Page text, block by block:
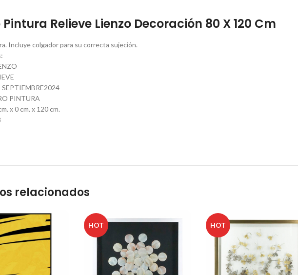
Relieve Lienzo Decoración 80 X 120 Cm
Incluye colgador para su correcta sujeción.
PINTURA
x 0 cm. x 120 cm.
relacionados
HOT HOT